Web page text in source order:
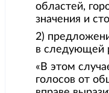
областей,
значения и
2)
в следующей
«В этом
голосов от